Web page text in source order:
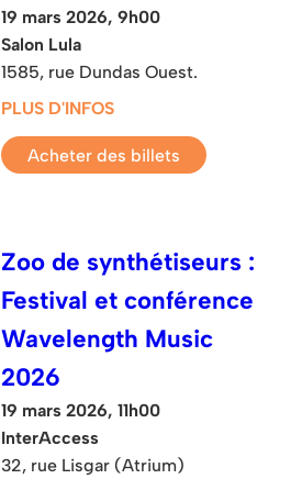
19 mars 2026, 9h00
Salon Lula
1585, rue Dundas Ouest.
PLUS D'INFOS
Acheter des billets
Zoo de synthétiseurs :
Festival et conférence
Wavelength Music
2026
19 mars 2026, 11h00
InterAccess
32, rue Lisgar (Atrium)